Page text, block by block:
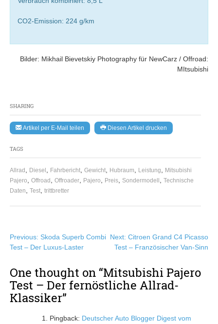
SHARING
Artikel per E-Mail teilen Diesen Artikel drucken
TAGS
Allrad Diesel Fahrbericht Gewicht Hubraum Leistung
Mitsubishi
Pajero
Offroad Offroader Pajero Preis Sondermodell
Technische
Daten
Test trittbretter
CO2-Emission: 224 g/km
Bilder: Mikhail Bievetskiy Photography für NewCarz / Offroad:
MItsubishi
Beitragsnavigation
Previous: Skoda Superb Combi
Test – Der Luxus-Laster
Next: Citroen Grand C4 Picasso
Test – Französischer Van-Sinn
One thought on “Mitsubishi Pajero
Test – Der fernöstliche Allrad-
Klassiker”
Pingback: Deutscher Auto Blogger Digest vom